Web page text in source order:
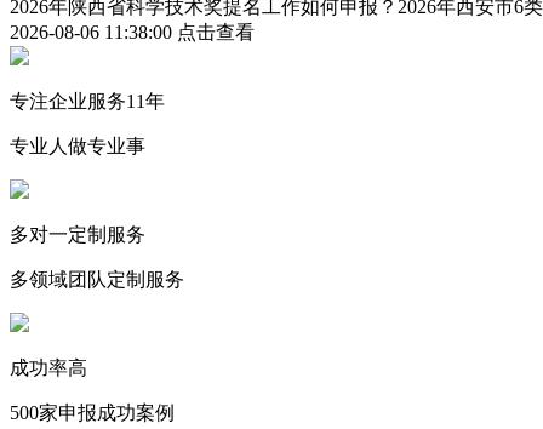
2026年陕西省科学技术奖提名工作如何申报？2026年西安市6
2026-08-06 11:38:00 点击查看
专注企业服务11年
专业人做专业事
多对一定制服务
多领域团队定制服务
成功率高
500家申报成功案例